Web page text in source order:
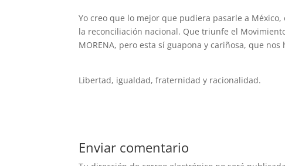
Yo creo que lo mejor que pudiera pasarle a
la reconciliación nacional. Que triunfe el
MORENA, pero esta sí guapona y cariñosa, que
Libertad, igualdad, fraternidad y racionalidad.
Enviar comentario